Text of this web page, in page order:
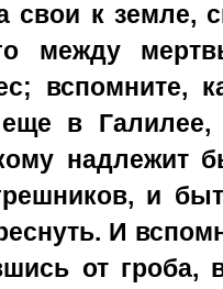
свои к земле,
между
вспомните,
в
надлежит
и
И
от гроба,